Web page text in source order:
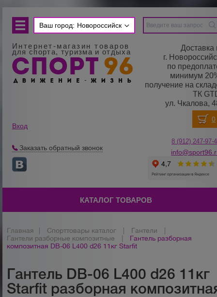
Ваш город: Новороссийск
Интернет-магазин товаров
для спорта, туризма и отдыха
Доставка
г.
по
минимум
получение на
ТК
ул. Чкалова,
Вход
Заказать обратный звонок
8 (912) 247-97-
КАТАЛОГ ТОВАРОВ
Главная Спорттовары каталог Гантели
Гантели разборные композитные
Гантель разборная
композитная DB-06 L400 d26 11кг Starfit
Гантель DB-06 L400 d26 11кг
Starfit разборная